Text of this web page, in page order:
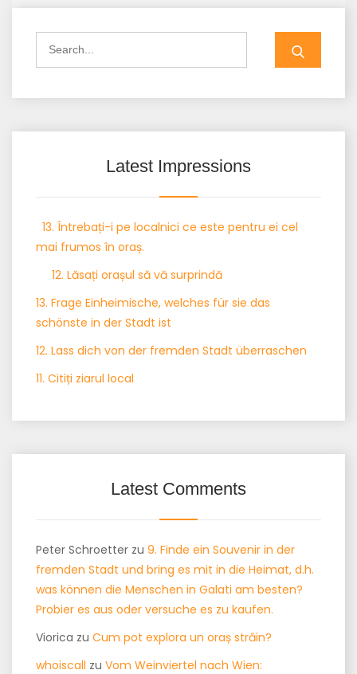
Latest Impressions
13. Întrebați-i pe localnici ce este pentru ei cel
mai frumos în oraș.
12. Lăsați orașul să vă surprindă
13. Frage Einheimische, welches für sie das
schönste in der Stadt ist
12. Lass dich von der fremden Stadt überraschen
11. Citiți ziarul local
Latest Comments
Peter Schroetter zu 9. Finde ein Souvenir in der
fremden Stadt und bring es mit in die Heimat, d.h.
was können die Menschen in Galati am besten?
Probier es aus oder versuche es zu kaufen.
Viorica zu Cum pot explora un oraș străin?
whoiscall zu Vom Weinviertel nach Wien: